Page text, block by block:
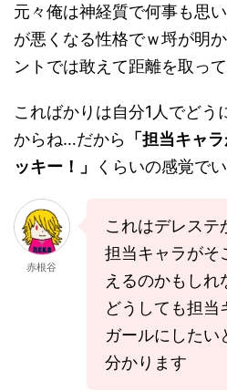
元々俺は神経質で何事も思
が悪くなる性格でｗ埒が明
ントでは敢えて距離を取って
こればかりは自分1人でどう
からね…だから 「担当キャ
ッキー！」
くらいの感覚で
赤根谷
これはデレステ
担当キャラがそ
えるのかもし
どうしても担当
ガールにしたい
分かります